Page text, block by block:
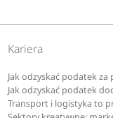
Kariera
Jak odzyskać podatek za
Jak odzyskać podatek
Transport i logistyka to